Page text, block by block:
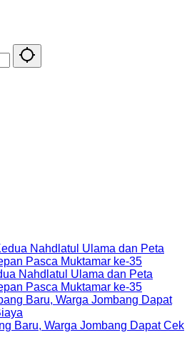
Nahdlatul Ulama dan Peta
Pasca Muktamar ke-35
Baru, Warga Jombang Dapat Cek